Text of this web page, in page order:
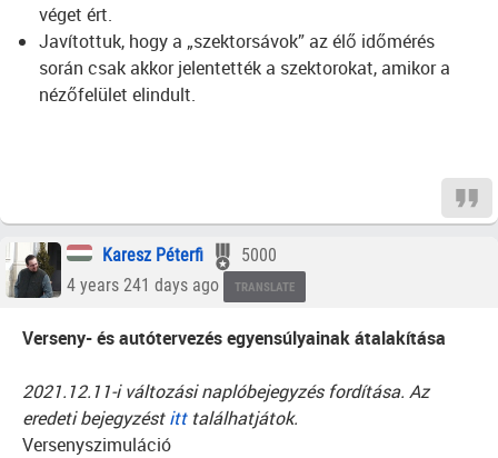
véget ért.
Javítottuk, hogy a „szektorsávok” az élő időmérés
során csak akkor jelentették a szektorokat, amikor a
nézőfelület elindult.
Karesz Péterfi
5000
4 years 241 days ago
TRANSLATE
Verseny- és autótervezés egyensúlyainak átalakítása
2021.12.11-i változási naplóbejegyzés fordítása. Az
eredeti bejegyzéstitttalálhatjátok.
Versenyszimuláció